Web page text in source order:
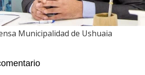
Municipalidad de Ushuaia